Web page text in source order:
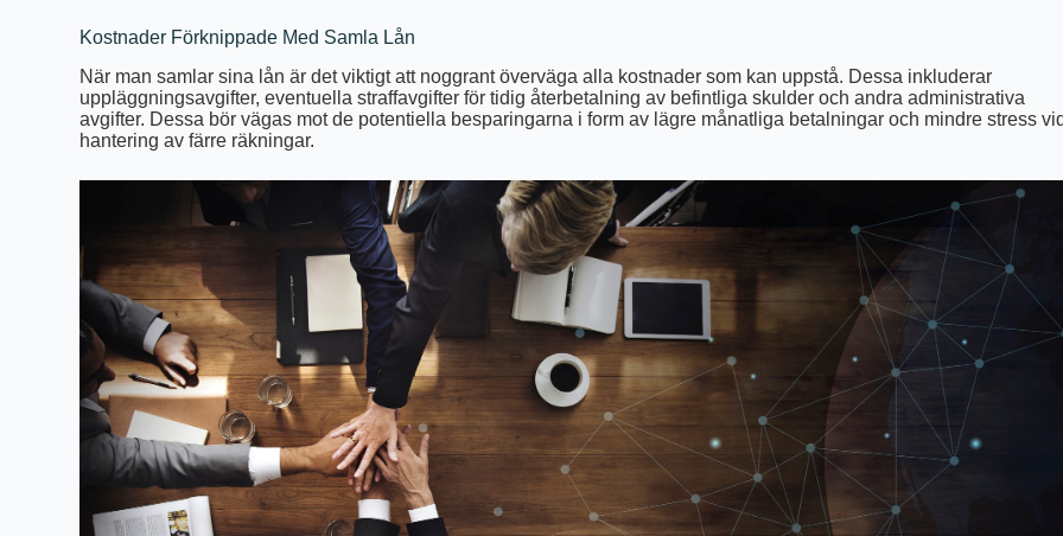
Kostnader Förknippade Med Samla Lån
När man samlar sina lån är det viktigt att noggrant överväga alla kostnader som kan uppstå. Dessa inkluderar
uppläggningsavgifter, eventuella straffavgifter för tidig återbetalning av befintliga skulder och andra administrativa
avgifter. Dessa bör vägas mot de potentiella besparingarna i form av lägre månatliga betalningar och mindre stress
hantering av färre räkningar.